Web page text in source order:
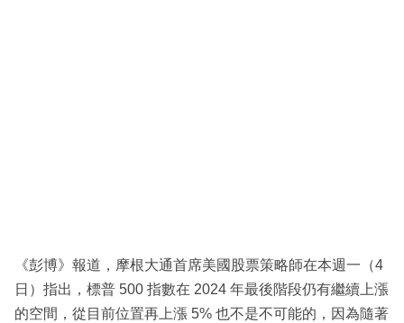
區
《彭博》報道，摩根大通首席美國股票策略師在本週一（4
日）指出，標普 500 指數在 2024 年最後階段仍有繼續上漲
的空間，從目前位置再上漲 5% 也不是不可能的，因為隨著